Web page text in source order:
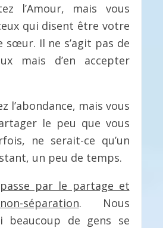
l’Amour, mais vous
qui disent être votre
Il ne s’agit pas de
mais d’en accepter
l’abondance, mais vous
le peu que vous
ne serait-ce qu’un
un peu de temps.
passe par le partage et
séparation. Nous
beaucoup de gens se